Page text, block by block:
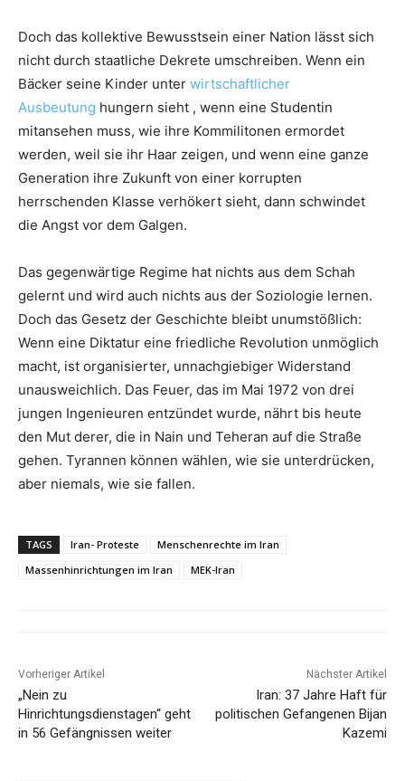
Doch das kollektive Bewusstsein einer Nation lässt sich
nicht durch staatliche Dekrete umschreiben. Wenn ein
Bäcker seine Kinder unter wirtschaftlicher
Ausbeutung hungern sieht , wenn eine Studentin
mitansehen muss, wie ihre Kommilitonen ermordet
werden, weil sie ihr Haar zeigen, und wenn eine ganze
Generation ihre Zukunft von einer korrupten
herrschenden Klasse verhökert sieht, dann schwindet
die Angst vor dem Galgen.
Das gegenwärtige Regime hat nichts aus dem Schah
gelernt und wird auch nichts aus der Soziologie lernen.
Doch das Gesetz der Geschichte bleibt unumstößlich:
Wenn eine Diktatur eine friedliche Revolution unmöglich
macht, ist organisierter, unnachgiebiger Widerstand
unausweichlich. Das Feuer, das im Mai 1972 von drei
jungen Ingenieuren entzündet wurde, nährt bis heute
den Mut derer, die in Nain und Teheran auf die Straße
gehen. Tyrannen können wählen, wie sie unterdrücken,
aber niemals, wie sie fallen.
TAGS Iran- Proteste
Menschenrechte im Iran
Massenhinrichtungen im Iran
MEK-Iran
Vorheriger Artikel
„Nein zu
Hinrichtungsdienstagen“ geht
in 56 Gefängnissen weiter
Nächster Artikel
Iran: 37 Jahre Haft für
politischen Gefangenen Bijan
Kazemi